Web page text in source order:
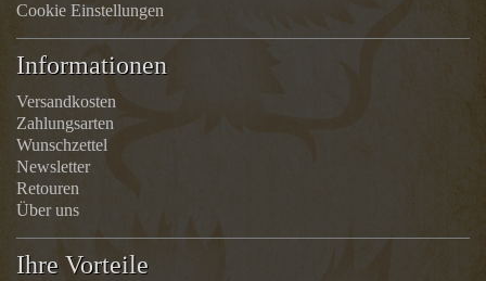
Cookie Einstellungen
Informationen
Versandkosten
Zahlungsarten
Wunschzettel
Newsletter
Retouren
Über uns
Ihre Vorteile